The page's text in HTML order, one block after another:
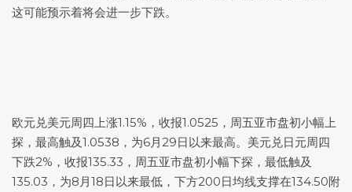
这可能预示着将会进一步下跌。
欧元兑美元周四上涨1.15%，收报1.0525，周五亚市盘初小幅上
探，最高触及1.0538，为6月29日以来最高。 美元兑日元周四
下跌2%，收报135.33，周五亚市盘初小幅下探，最低触及
135.03，为8月18日以来最低，下方200日均线支撑在134.50附